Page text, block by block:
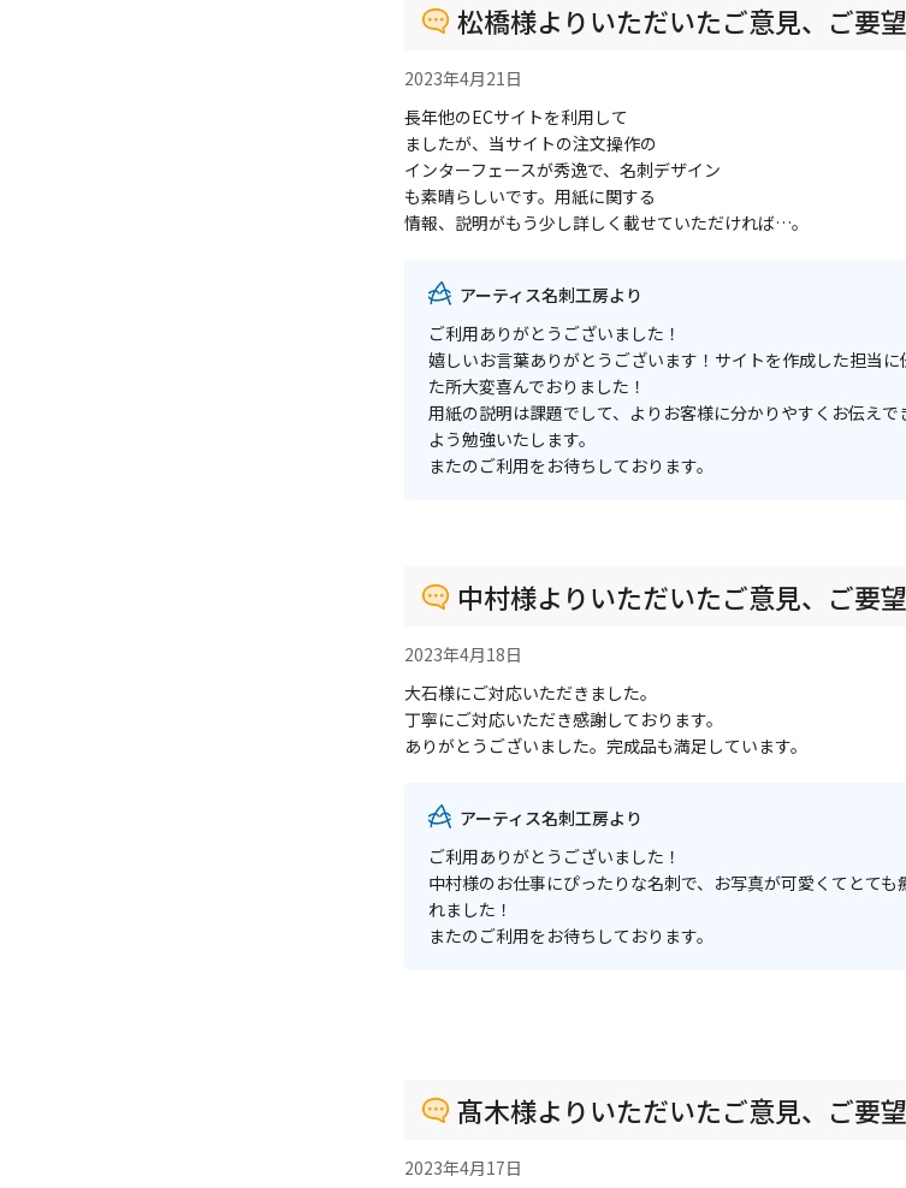
松橋様よりいただいたご意見、ご要
2023年4月21日
長年他のECサイトを利用して
ましたが、当サイトの注文操作の
インターフェースが秀逸で、名刺デザイン
も素晴らしいです。用紙に関する
情報、説明がもう少し詳しく載せていただければ…。
アーティス名刺工房より
ご利用ありがとうございました！
嬉しいお言葉ありがとうございます！サイトを作成した担当に
た所大変喜んでおりました！
用紙の説明は課題でして、よりお客様に分かりやすくお伝えで
よう勉強いたします。
またのご利用をお待ちしております。
中村様よりいただいたご意見、ご要
2023年4月18日
大石様にご対応いただきました。
丁寧にご対応いただき感謝しております。
ありがとうございました。完成品も満足しています。
アーティス名刺工房より
ご利用ありがとうございました！
中村様のお仕事にぴったりな名刺で、お写真が可愛くてとても
れました！
またのご利用をお待ちしております。
髙木様よりいただいたご意見、ご要
2023年4月17日